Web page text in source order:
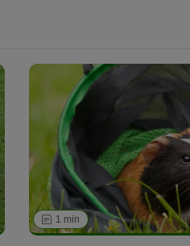
1 min